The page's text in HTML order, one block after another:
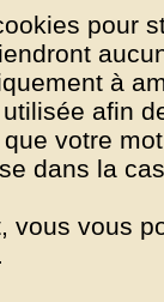
pour
à
afin
votre
dans la
vous vous